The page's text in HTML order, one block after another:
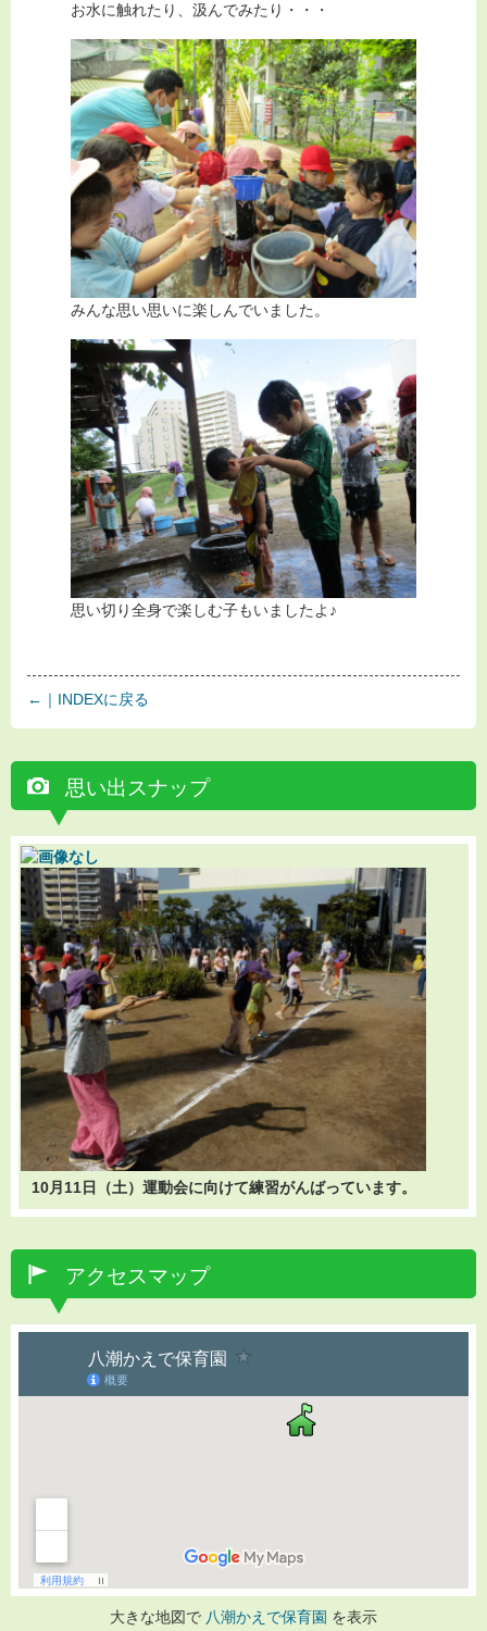
お水に触れたり、汲んでみたり・・・
みんな思い思いに楽しんでいました。
思い切り全身で楽しむ子もいましたよ♪
←｜INDEXに戻る
思い出スナップ
10月11日（土）運動会に向けて練習がんばっています。
アクセスマップ
大きな地図で 八潮かえで保育園 を表示